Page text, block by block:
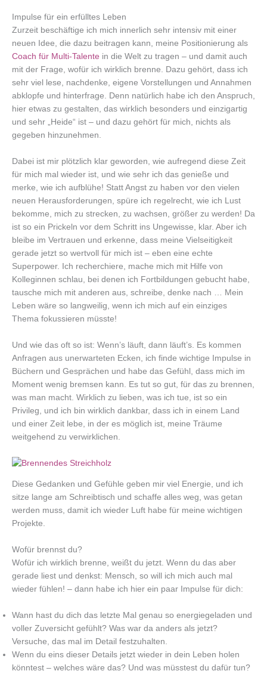
Impulse für ein erfülltes Leben
Zurzeit beschäftige ich mich innerlich sehr intensiv mit einer
neuen Idee, die dazu beitragen kann, meine Positionierung als
Coach für Multi-Talente in die Welt zu tragen – und damit auch
mit der Frage, wofür ich wirklich brenne. Dazu gehört, dass ich
sehr viel lese, nachdenke, eigene Vorstellungen und Annahmen
abklopfe und hinterfrage. Denn natürlich habe ich den Anspruch,
hier etwas zu gestalten, das wirklich besonders und einzigartig
und sehr „Heide“ ist – und dazu gehört für mich, nichts als
gegeben hinzunehmen.
Dabei ist mir plötzlich klar geworden, wie aufregend diese Zeit
für mich mal wieder ist, und wie sehr ich das genieße und
merke, wie ich aufblühe! Statt Angst zu haben vor den vielen
neuen Herausforderungen, spüre ich regelrecht, wie ich Lust
bekomme, mich zu strecken, zu wachsen, größer zu werden! Da
ist so ein Prickeln vor dem Schritt ins Ungewisse, klar. Aber ich
bleibe im Vertrauen und erkenne, dass meine Vielseitigkeit
gerade jetzt so wertvoll für mich ist – eben eine echte
Superpower. Ich recherchiere, mache mich mit Hilfe von
Kolleginnen schlau, bei denen ich Fortbildungen gebucht habe,
tausche mich mit anderen aus, schreibe, denke nach … Mein
Leben wäre so langweilig, wenn ich mich auf ein einziges
Thema fokussieren müsste!
Und wie das oft so ist: Wenn’s läuft, dann läuft’s. Es kommen
Anfragen aus unerwarteten Ecken, ich finde wichtige Impulse in
Büchern und Gesprächen und habe das Gefühl, dass mich im
Moment wenig bremsen kann. Es tut so gut, für das zu brennen,
was man macht. Wirklich zu lieben, was ich tue, ist so ein
Privileg, und ich bin wirklich dankbar, dass ich in einem Land
und einer Zeit lebe, in der es möglich ist, meine Träume
weitgehend zu verwirklichen.
Diese Gedanken und Gefühle geben mir viel Energie, und ich
sitze lange am Schreibtisch und schaffe alles weg, was getan
werden muss, damit ich wieder Luft habe für meine wichtigen
Projekte.
Wofür brennst du?
Wofür ich wirklich brenne, weißt du jetzt. Wenn du das aber
gerade liest und denkst: Mensch, so will ich mich auch mal
wieder fühlen! – dann habe ich hier ein paar Impulse für dich:
Wann hast du dich das letzte Mal genau so energiegeladen und
voller Zuversicht gefühlt? Was war da anders als jetzt?
Versuche, das mal im Detail festzuhalten.
Wenn du eins dieser Details jetzt wieder in dein Leben holen
könntest – welches wäre das? Und was müsstest du dafür tun?